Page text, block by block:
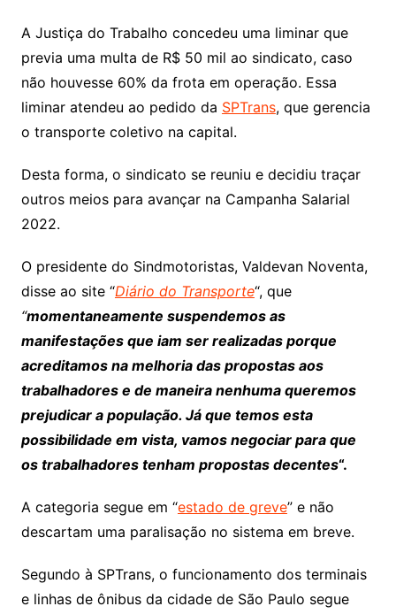
A Justiça do Trabalho concedeu uma liminar que
previa uma multa de R$ 50 mil ao sindicato, caso
não houvesse 60% da frota em operação. Essa
liminar atendeu ao pedido da SPTrans, que gerencia
o transporte coletivo na capital.
Desta forma, o sindicato se reuniu e decidiu traçar
outros meios para avançar na Campanha Salarial
2022.
O presidente do Sindmotoristas, Valdevan Noventa,
disse ao site “Diário do Transporte“, que
“momentaneamente suspendemos as
manifestações que iam ser realizadas porque
acreditamos na melhoria das propostas aos
trabalhadores e de maneira nenhuma queremos
prejudicar a população. Já que temos esta
possibilidade em vista, vamos negociar para que
os trabalhadores tenham propostas decentes“.
A categoria segue em “estado de greve” e não
descartam uma paralisação no sistema em breve.
Segundo à SPTrans, o funcionamento dos terminais
e linhas de ônibus da cidade de São Paulo segue